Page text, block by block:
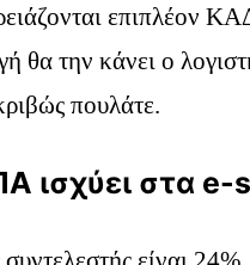
επιπλέον
θα την κάνει ο
πουλάτε.
ισχύει στα e-